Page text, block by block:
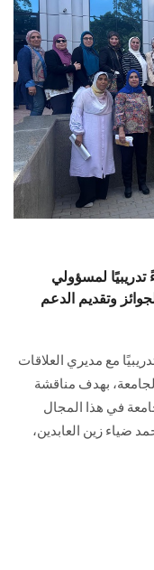
تواصل معنا
الطلاب
هيئة التدريس
الدراسات العليا
الموظفون
لمسؤولي
وتقديم الدعم
مع مديري العلاقات
بهدف مناقشة
في هذا المجال
ضياء زين العابدين،